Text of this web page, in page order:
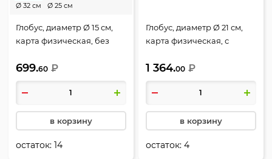
Ø 32 см
Ø 25 см
Глобус, диаметр Ø 15 см,
карта физическая, без
Глобен, Ке011500196
699.60 ₽
в корзину
остаток:14
Глобус, диаметр Ø 21 см,
карта физическая, с
Рельефный, Глобен,
Ке022100184, Классик
Евро
1 364.00 ₽
в корзину
остаток:4